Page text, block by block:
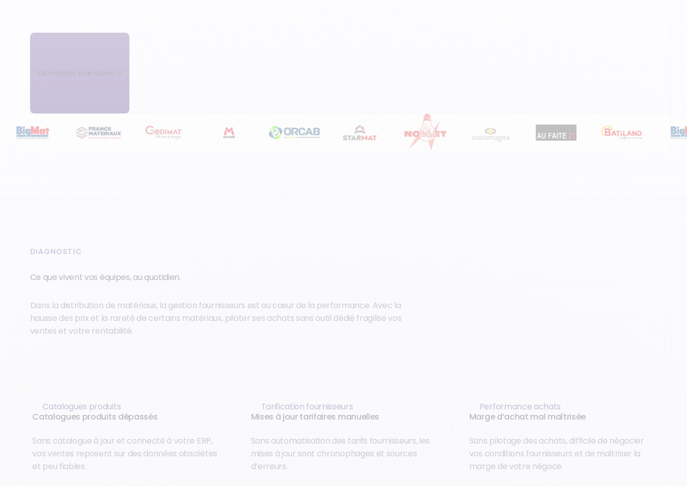
Demander une démo
DIAGNOSTIC
Ce que vivent vos équipes, au quotidien.
Dans la distribution de matériaux, la gestion fournisseurs est au cœur de la performance. Avec la
hausse des prix et la rareté de certains matériaux, piloter ses achats sans outil dédié fragilise vos
ventes et votre rentabilité.
Catalogues produits
Catalogues produits dépassés
Sans catalogue à jour et connecté à votre ERP,
vos ventes reposent sur des données obsolètes
et peu fiables.
Tarification fournisseurs
Mises à jour tarifaires manuelles
Sans automatisation des tarifs fournisseurs, les
mises à jour sont chronophages et sources
d’erreurs.
Performance achats
Marge d’achat mal maîtrisée
Sans pilotage des achats, difficile de négocier
vos conditions fournisseurs et de maîtriser la
marge de votre négoce.